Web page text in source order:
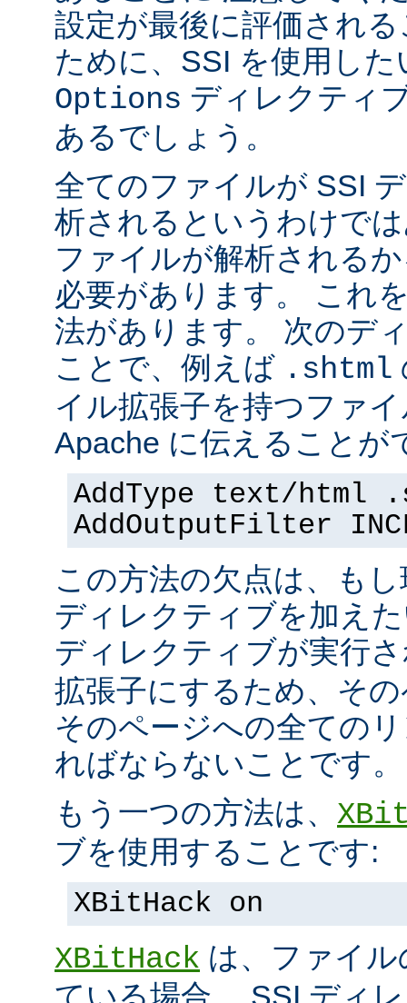
設定が最後に評価され
ために、SSI を使用し
Options ディレクティ
あるでしょう。
全てのファイルが SSI
析されるというわけで
ファイルが解析される
必要があります。 これ
法があります。 次のデ
ことで、例えば .shtml
イル拡張子を持つファ
Apache に伝えることが
AddType text/html
AddOutputFilter
この方法の欠点は、も
ディレクティブを加え
ディレクティブが実行
拡張子にするため、そ
そのページへの全ての
ればならないことです。
もう一つの方法は、
ブを使用することです:
XBitHack on
XBitHack は、ファイ